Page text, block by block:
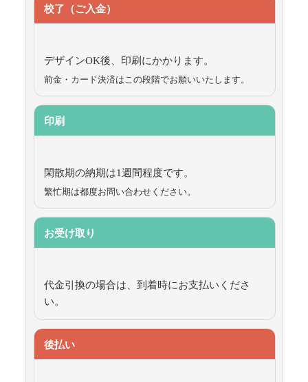
校了（ご入金）
デザインOK後、印刷にかかります。
前金・カード決済はこの段階でお願いいたします。
印刷
閑散期の納期は1週間程度です。
繁忙期は都度お問い合わせください。
お受け取り
代金引換の場合は、到着時にお支払いくださ
い。
後払い